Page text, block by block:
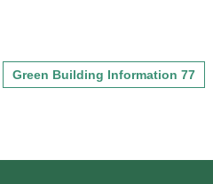
Green Building Information 77